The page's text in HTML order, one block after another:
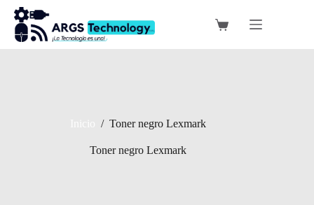
Saltar
contenido
Carro
/ Toner negro Lexmark
Toner negro Lexmark